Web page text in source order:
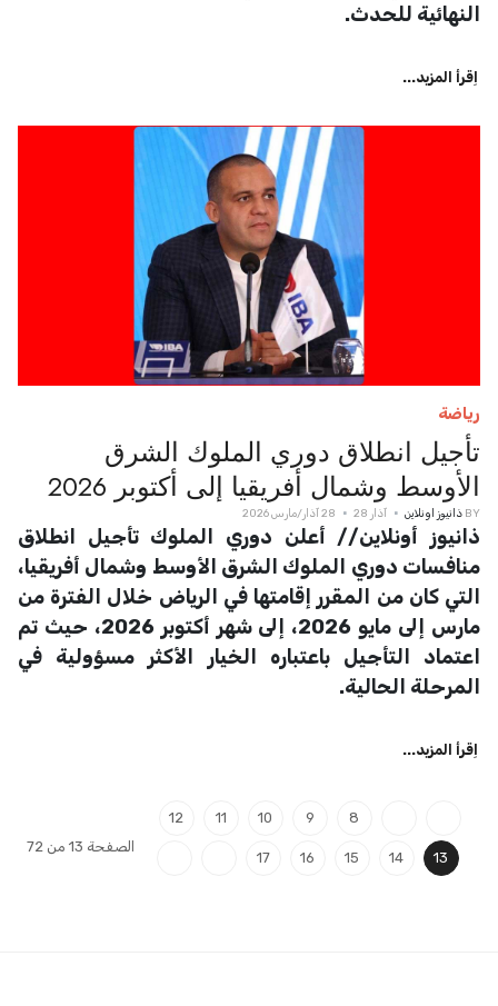
النهائية للحدث.
اِقرأ المزيد...
رياضة
تأجيل انطلاق دوري الملوك الشرق
الأوسط وشمال أفريقيا إلى أكتوبر 2026
BY ذانيوز اونلاين آذار 28 28 آذار/مارس 2026
ذانيوز أونلاين// أعلن دوري الملوك تأجيل انطلاق
منافسات دوري الملوك الشرق الأوسط وشمال أفريقيا،
التي كان من المقرر إقامتها في الرياض خلال الفترة من
مارس إلى مايو 2026، إلى شهر أكتوبر 2026، حيث تم
اعتماد التأجيل باعتباره الخيار الأكثر مسؤولية في
المرحلة الحالية.
اِقرأ المزيد...
الصفحة 13 من 72
8
9
10
11
12
13
14
15
16
17